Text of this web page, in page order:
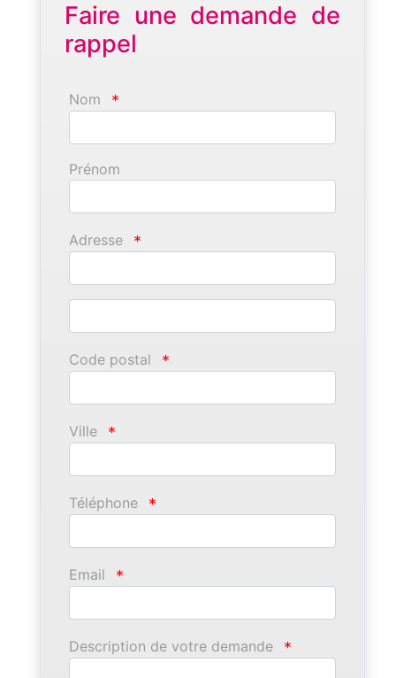
Faire une demande de
rappel
Nom *
Prénom
Adresse *
Code postal *
Ville *
Téléphone *
Email *
Description de votre demande *